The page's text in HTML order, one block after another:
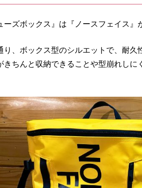
ーズボックス』は『ノースフェイス』
り、ボックス型のシルエットで、耐久
きちんと収納できることや型崩れしに